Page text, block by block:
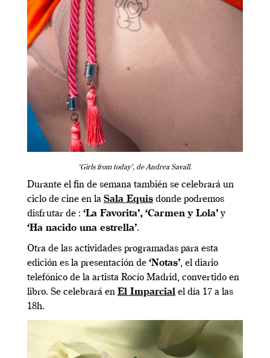
‘Girls from today’, de Andrea Savall.
Durante el fin de semana también se celebrará un
ciclo de cine en la Sala Equis donde podremos
disfrutar de : ‘La Favorita’, ‘Carmen y Lola’y
‘Ha nacido una estrella’.
Otra de las actividades programadas para esta
edición es la presentación de ‘Notas’, el diario
telefónico de la artista Rocío Madrid, convertido en
libro. Se celebrará en El Imparcial el día 17 a las
18h.